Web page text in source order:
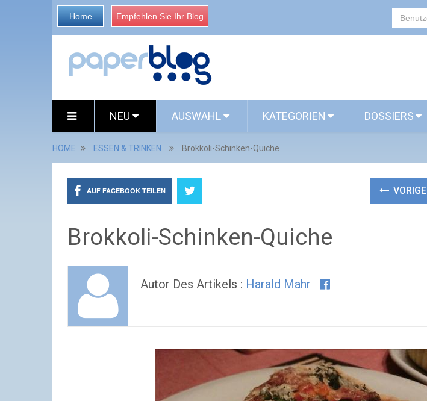
Home Empfehlen Sie Ihr Blog
NEU AUSWAHL KATEGORIEN DOSSIERS
HOME ESSEN & TRINKEN Brokkoli-Schinken-Quiche
AUF FACEBOOK TEILEN VORIGE
Brokkoli-Schinken-Quiche
Autor Des Artikels : Harald Mahr